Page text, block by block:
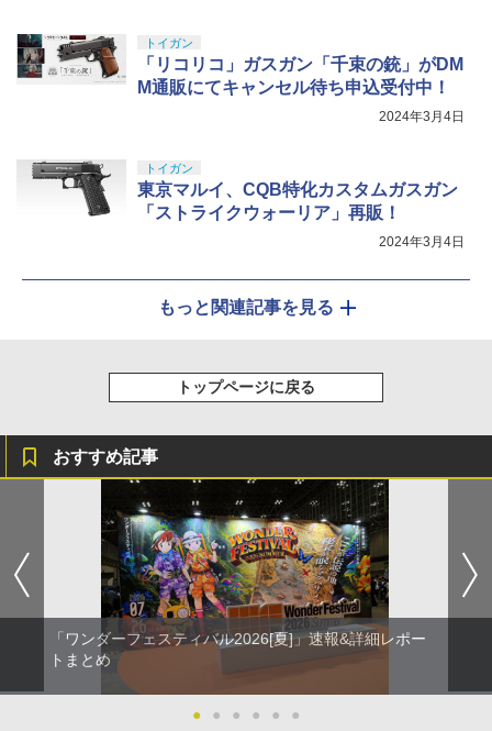
トイガン
「リコリコ」ガスガン「千束の銃」がDM
M通販にてキャンセル待ち申込受付中！
2024年3月4日
トイガン
東京マルイ、CQB特化カスタムガスガン
「ストライクウォーリア」再販！
2024年3月4日
もっと関連記事を見る
トップページに戻る
おすすめ記事
「ワンダーフェスティバル2026[夏]」速報&詳細レポー
トまとめ
● ● ● ● ● ●